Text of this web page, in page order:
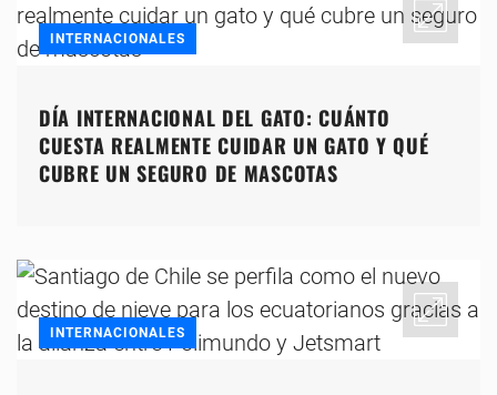
INTERNACIONALES
DÍA INTERNACIONAL DEL GATO: CUÁNTO
CUESTA REALMENTE CUIDAR UN GATO Y QUÉ
CUBRE UN SEGURO DE MASCOTAS
INTERNACIONALES